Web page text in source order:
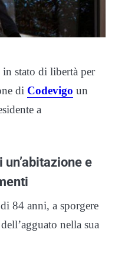
stato di libertà per
di Codevigo un
a
e
84 anni, a sporgere
nella sua